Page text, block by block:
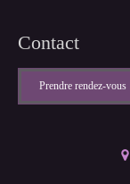
Contact
Prendre rendez-vous